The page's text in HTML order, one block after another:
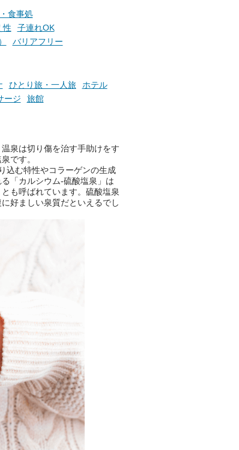
食事処
性
子連れOK
バリアフリー
ひとり旅・一人旅
ホテル
ージ
旅館
泉は切り傷を治す手助けをす
です。
込む特性やコラーゲンの生成
「カルシウム-硫酸塩泉」は
も呼ばれています。硫酸塩泉
好ましい泉質だといえるでし